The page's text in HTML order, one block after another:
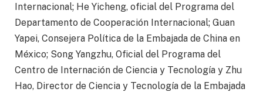
Internacional; He Yicheng, oficial del Programa del
Departamento de Cooperación Internacional; Guan
Yapei, Consejera Política de la Embajada de China en
México; Song Yangzhu, Oficial del Programa del
Centro de Internación de Ciencia y Tecnología y Zhu
Hao, Director de Ciencia y Tecnología de la Embajada